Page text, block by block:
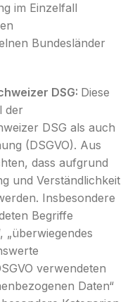
im Einzelfall
Bundesländer
DSG: Diese
der
DSG als auch
(DSGVO). Aus
dass aufgrund
und Verständlichkeit
Insbesondere
Begriffe
„überwiegendes
verwendeten
Daten“